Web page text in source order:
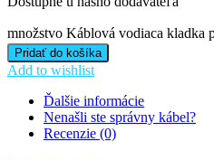
množstvo Káblová vodiaca kladka
Pridať do košíka
Add to wishlist
Ďalšie informácie
Nenašli ste správny kábel?
Recenzie (0)